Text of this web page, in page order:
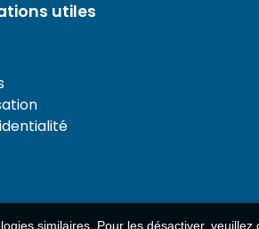
utiles
similaires. Pour les désactiver, veuillez